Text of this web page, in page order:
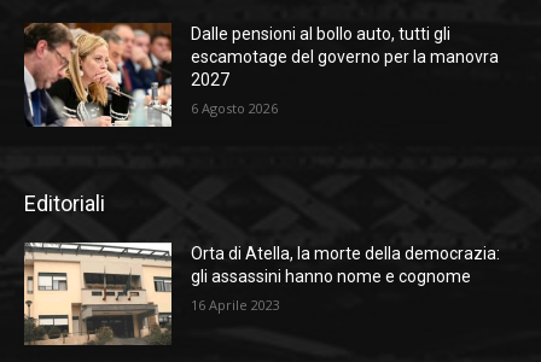
Dalle pensioni al bollo auto, tutti gli
escamotage del governo per la manovra
2027
6 Agosto 2026
Editoriali
Orta di Atella, la morte della democrazia:
gli assassini hanno nome e cognome
16 Aprile 2023